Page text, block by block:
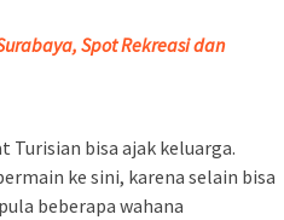
Spot Rekreasi dan
Turisian bisa ajak keluarga.
ke sini, karena selain bisa
beberapa wahana